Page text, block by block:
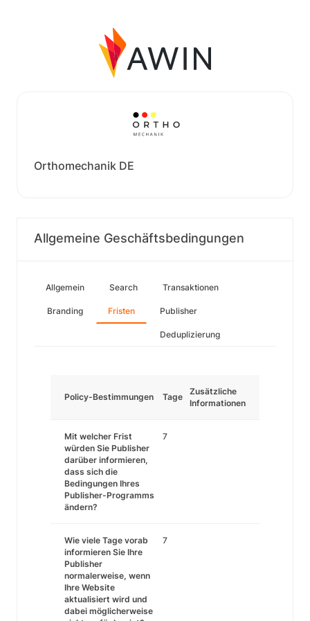
Orthomechanik DE
Allgemeine Geschäftsbedingungen
Allgemein Search Transaktionen
Branding Fristen Publisher
Deduplizierung
Policy-Bestimmungen Tage
Zusätzliche
Informationen
Mit welcher Frist
würden Sie Publisher
darüber informieren,
dass sich die
Bedingungen Ihres
Publisher-Programms
ändern?
7
Wie viele Tage vorab
informieren Sie Ihre
Publisher
normalerweise, wenn
Ihre Website
aktualisiert wird und
dabei möglicherweise
7